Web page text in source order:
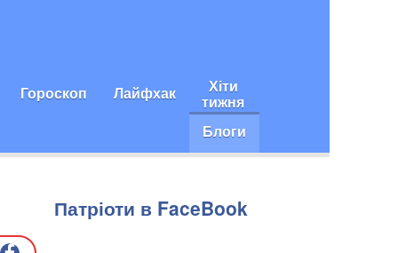
Гороскоп Лайфхак Хіти
тижня
Блоги
Патріоти в FaceBook